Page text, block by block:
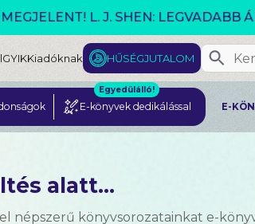
VÁLTOZÓ VILÁG
GYIKKiadóknak HŰSÉGJUTALOM
E-könyvek dedikálással
Egyedülálló!
E-
alatt...
népszerű könyvsorozatainkat e-